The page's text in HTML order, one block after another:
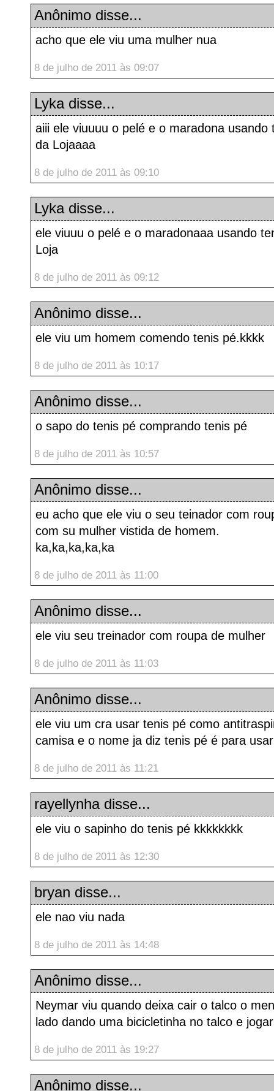
Anônimo disse...
acho que ele viu uma mulher nua
8 de julho de 2011 às 09:07
Lykadisse...
aiii ele viuuuu o pelé e o maradona usando
da Lojaaaa
8 de julho de 2011 às 09:10
Lykadisse...
ele viuuu o pelé e o maradonaaa usando
Loja
8 de julho de 2011 às 09:12
Anônimo disse...
ele viu um homem comendo tenis pé.kkkk
8 de julho de 2011 às 10:17
Anônimo disse...
o sapo do tenis pé comprando tenis pé
8 de julho de 2011 às 10:57
Anônimo disse...
eu acho que ele viu o seu teinador com
com su mulher vistida de homem.
ka,ka,ka,ka,ka
8 de julho de 2011 às 11:00
Anônimo disse...
ele viu seu treinador com roupa de mulher
8 de julho de 2011 às 11:03
Anônimo disse...
ele viu um cra usar tenis pé como
camisa e o nome ja diz tenis pé é para
8 de julho de 2011 às 11:21
rayellynhadisse...
ele viu o sapinho do tenis pé kkkkkkkk
8 de julho de 2011 às 12:30
bryan disse...
ele nao viu nada
8 de julho de 2011 às 14:48
Anônimo disse...
Neymar viu quando deixa cair o talco o
lado dando uma bicicletinha no talco e
8 de julho de 2011 às 19:27
Anônimo disse...